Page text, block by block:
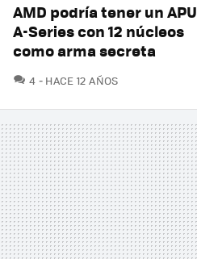
AMD podría tener un APU
A-Series con 12 núcleos
como arma secreta
4 COMENTARIOS
HACE 12 AÑOS